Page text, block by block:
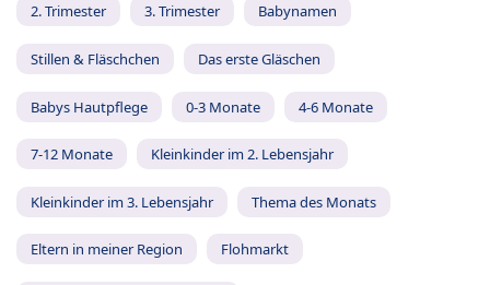
2. Trimester 3. Trimester Babynamen
Stillen & Fläschchen Das erste Gläschen
Babys Hautpflege 0-3 Monate 4-6 Monate
7-12 Monate Kleinkinder im 2. Lebensjahr
Kleinkinder im 3. Lebensjahr Thema des Monats
Eltern in meiner Region Flohmarkt